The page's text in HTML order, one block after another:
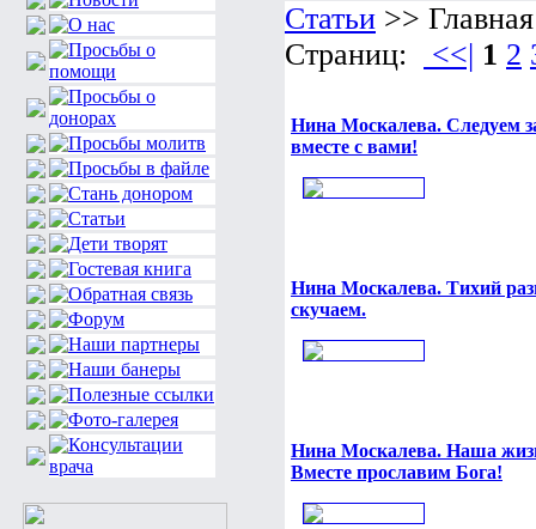
Статьи >> Главная
Страниц:
<<| 1 2
Нина Москалева. Следуем
вместе с вами!
Нина Москалева. Тихий
скучаем.
Нина Москалева. Наша
Вместе прославим Бога!